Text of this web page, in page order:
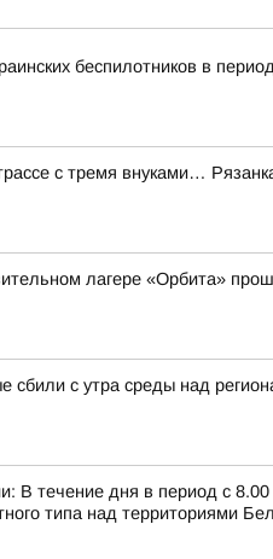
беспилотников в
с тремя внуками…
лагере «Орбита»
сбили с утра среды над
В течение дня в период с
типа над территориями